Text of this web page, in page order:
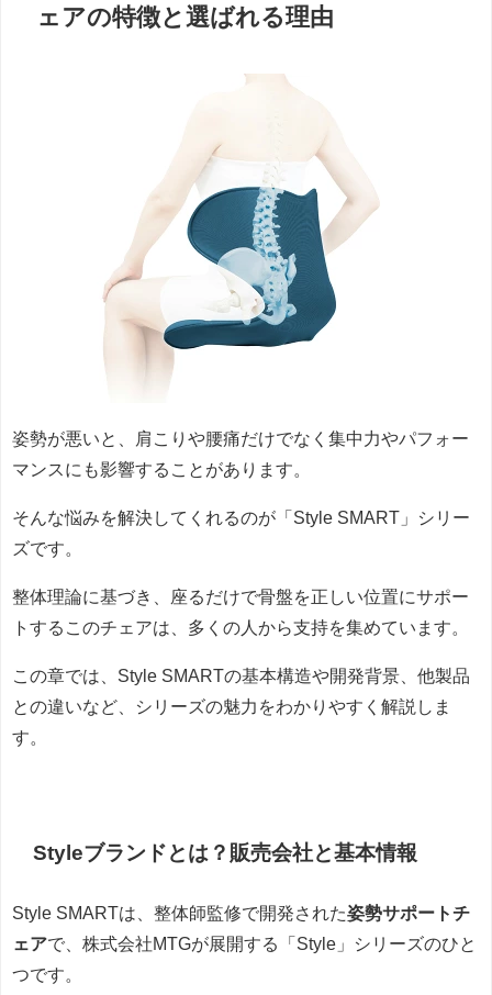
ェアの特徴と選ばれる理由
姿勢が悪いと、肩こりや腰痛だけでなく集中力やパフォー
マンスにも影響することがあります。
そんな悩みを解決してくれるのが「Style SMART」シリー
ズです。
整体理論に基づき、座るだけで骨盤を正しい位置にサポー
トするこのチェアは、多くの人から支持を集めています。
この章では、Style SMARTの基本構造や開発背景、他製品
との違いなど、シリーズの魅力をわかりやすく解説しま
す。
Styleブランドとは？販売会社と基本情報
Style SMARTは、整体師監修で開発された姿勢サポートチ
ェアで、株式会社MTGが展開する「Style」シリーズのひと
つです。